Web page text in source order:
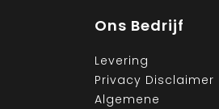
Ons Bedrijf
Levering
Privacy Disclaimer
Algemene